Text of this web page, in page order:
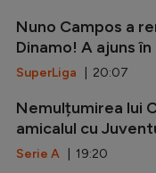
Nuno Campos a
Dinamo! A ajuns în
SuperLiga | 20:07
Nemulțumirea lui
amicalul cu
Serie A | 19:20